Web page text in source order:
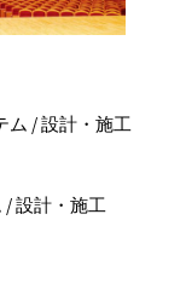
ム / 設計・施工
/ 設計・施工